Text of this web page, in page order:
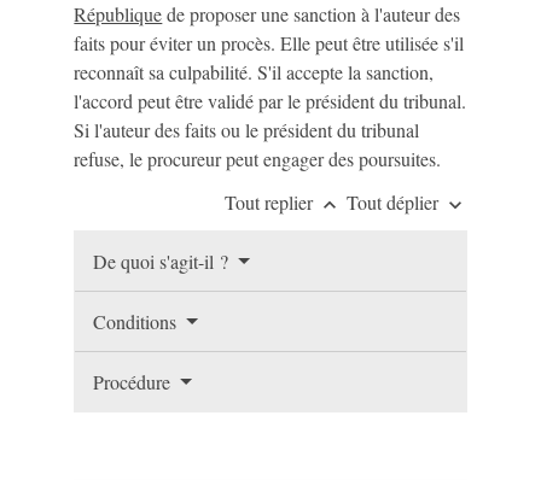
Républiquede proposer une sanction à l'auteur des
faits pour éviter un procès. Elle peut être utilisée s'il
reconnaît sa culpabilité. S'il accepte la sanction,
l'accord peut être validé par le président du tribunal.
Si l'auteur des faits ou le président du tribunal
refuse, le procureur peut engager des poursuites.
Tout replier keyboard_arrow_up Tout déplier keyboard_arrow_down
De quoi s'agit-il ?
Conditions
Procédure